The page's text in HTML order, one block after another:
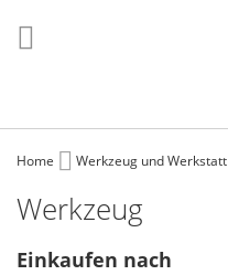
zum
Inhalt
Home Werkzeug und Werkstatt
Werkzeug
Einkaufen nach